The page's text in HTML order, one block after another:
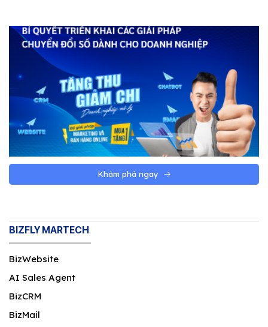
Khám phá ngay
BIZFLY MARTECH
BizWebsite
AI Sales Agent
BizCRM
BizMail